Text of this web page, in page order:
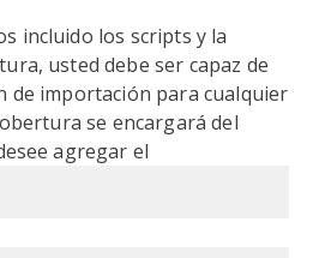
incluido los scripts y la
usted debe ser capaz de
de importación para cualquier
se encargará del
agregar el